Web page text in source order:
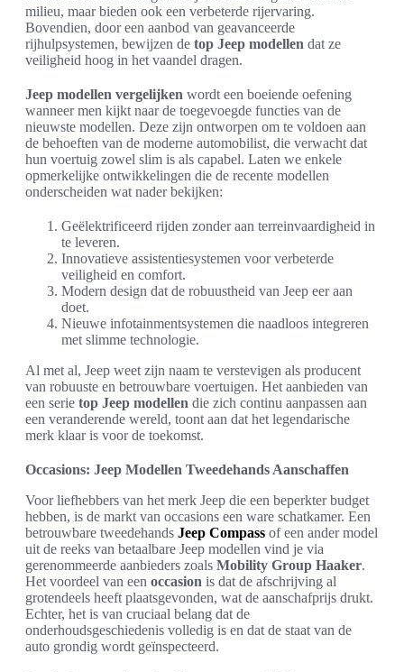
milieu, maar bieden ook een verbeterde rijervaring.
Bovendien, door een aanbod van geavanceerde
rijhulpsystemen, bewijzen de top Jeep modellen dat ze
veiligheid hoog in het vaandel dragen.
Jeep modellen vergelijken wordt een boeiende oefening
wanneer men kijkt naar de toegevoegde functies van de
nieuwste modellen. Deze zijn ontworpen om te voldoen aan
de behoeften van de moderne automobilist, die verwacht dat
hun voertuig zowel slim is als capabel. Laten we enkele
opmerkelijke ontwikkelingen die de recente modellen
onderscheiden wat nader bekijken:
Geëlektrificeerd rijden zonder aan terreinvaardigheid in
te leveren.
Innovatieve assistentiesystemen voor verbeterde
veiligheid en comfort.
Modern design dat de robuustheid van Jeep eer aan
doet.
Nieuwe infotainmentsystemen die naadloos integreren
met slimme technologie.
Al met al, Jeep weet zijn naam te verstevigen als producent
van robuuste en betrouwbare voertuigen. Het aanbieden van
een serie top Jeep modellen die zich continu aanpassen aan
een veranderende wereld, toont aan dat het legendarische
merk klaar is voor de toekomst.
Occasions: Jeep Modellen Tweedehands Aanschaffen
Voor liefhebbers van het merk Jeep die een beperkter budget
hebben, is de markt van occasions een ware schatkamer. Een
betrouwbare tweedehands Jeep Compass of een ander model
uit de reeks van betaalbare Jeep modellen vind je via
gerenommeerde aanbieders zoals Mobility Group Haaker.
Het voordeel van een occasion is dat de afschrijving al
grotendeels heeft plaatsgevonden, wat de aanschafprijs drukt.
Echter, het is van cruciaal belang dat de
onderhoudsgeschiedenis volledig is en dat de staat van de
auto grondig wordt geïnspecteerd.